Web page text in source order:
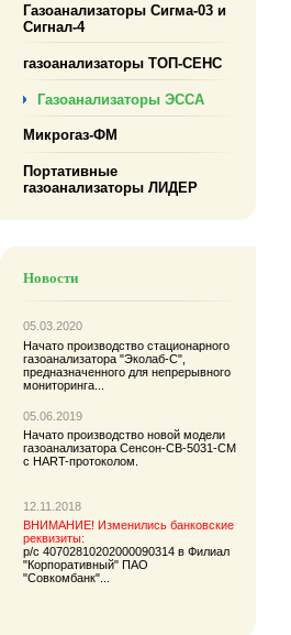
Газоанализаторы Сигма-03 и
Сигнал-4
газоанализаторы ТОП-СЕНС
Газоанализаторы ЭССА
Микрогаз-ФМ
Портативные
газоанализаторы ЛИДЕР
Новости
05.03.2020
Начато производство стационарного
газоанализатора "Эколаб-С"
предназначенного для непрерывного
мониторинга...
05.06.2019
Начато производство новой модели
газоанализатора Сенсон-СВ-5031-СМ
с HART-протоколом.
12.11.2018
ВНИМАНИЕ! Изменились банковские
реквизиты:
р/с 40702810202000090314 в Филиал
"Корпоративный" ПАО
"Совкомбанк"...